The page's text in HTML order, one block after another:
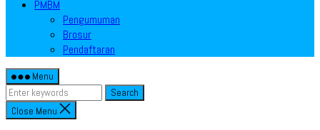
PMBM
Pengumuman
Brosur
Pendaftaran
Menu
Search
Close Menu